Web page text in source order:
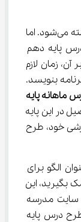
بنابراین جزئیات در این طرح درس کمتر نوشته می‌شود. اما
پایه دهم
زمان لازم
نیز در برنامه بنویسد.
ماهانه پایه
در این پایه
برای ۹ ماه آموزشی خود، طرح
الگو برای
بگیرید، این
سایت مدرسه
درس پایه